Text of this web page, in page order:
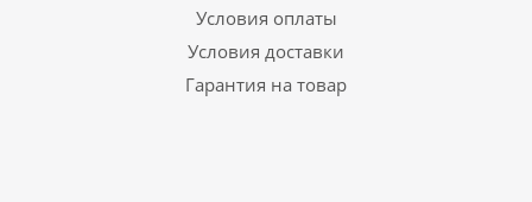
Условия оплаты
Условия доставки
Гарантия на товар